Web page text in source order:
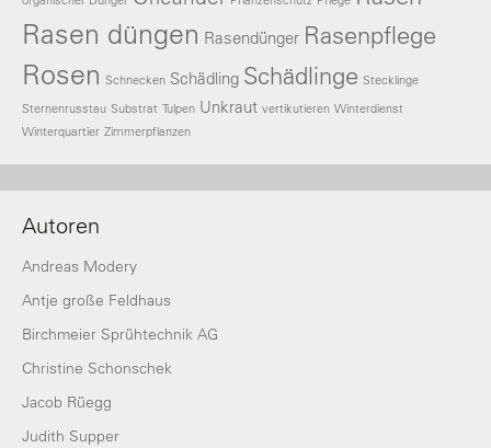
Rasen düngen Rasendünger Rasenpflege
Rosen Schnecken Schädling Schädlinge Stecklinge
Sternenrusstau Substrat Tulpen Unkraut vertikutieren Winterdienst
Winterquartier Zimmerpflanzen
Autoren
Andreas Modery
Antje große Feldhaus
Birchmeier Sprühtechnik AG
Christine Schonschek
Jacob Rüegg
Judith Supper